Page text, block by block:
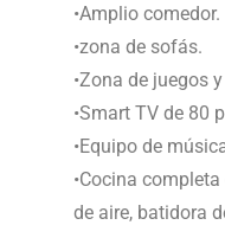
•Amplio comedor.
•zona de sofás.
•Zona de juegos
•Smart TV de 80
•Equipo de
•Cocina
de aire, batidora